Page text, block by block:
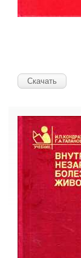
Скачать